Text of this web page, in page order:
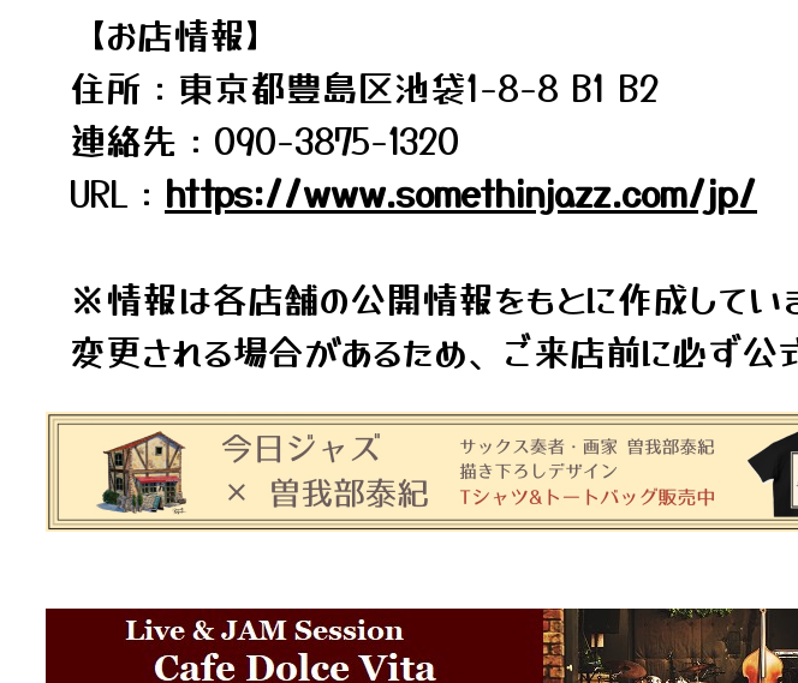
【お店情報】
住所：東京都豊島区池袋1-8-8 B1 B2
連絡先：090-3875-1320
URL： https://www.somethinjazz.com/jp/
※情報は各店舗の公開情報をもとに作成してい
変更される場合があるため、ご来店前に必ず公